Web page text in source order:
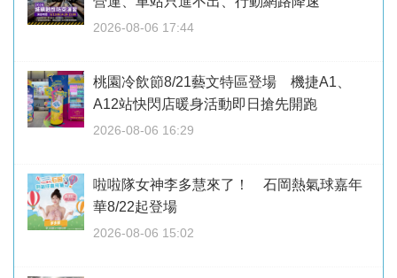
2026-08-06 17:44
桃園冷飲節8/21藝文特區登場 機捷A1、
A12站快閃店暖身活動即日搶先開跑
2026-08-06 16:29
啦啦隊女神李多慧來了！ 石岡熱氣球嘉年
華8/22起登場
2026-08-06 15:02